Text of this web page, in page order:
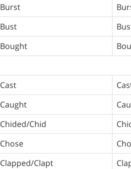
Burst
Bust
Bought
Cast
Caught
Chided/Chid
Chose
Clapped/Clapt